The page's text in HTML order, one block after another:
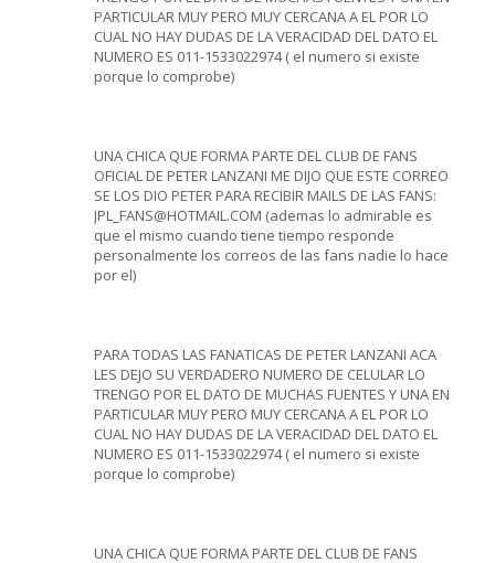
PARTICULAR MUY PERO MUY CERCANA A EL POR LO
CUAL NO HAY DUDAS DE LA VERACIDAD DEL DATO EL
NUMERO ES 011-1533022974 ( el numero si existe
porque lo comprobe)
UNA CHICA QUE FORMA PARTE DEL CLUB DE FANS
OFICIAL DE PETER LANZANI ME DIJO QUE ESTE CORREO
SE LOS DIO PETER PARA RECIBIR MAILS DE LAS FANS:
JPL_FANS@HOTMAIL.COM (ademas lo admirable es
que el mismo cuando tiene tiempo responde
personalmente los correos de las fans nadie lo hace
por el)
PARA TODAS LAS FANATICAS DE PETER LANZANI ACA
LES DEJO SU VERDADERO NUMERO DE CELULAR LO
TRENGO POR EL DATO DE MUCHAS FUENTES Y UNA EN
PARTICULAR MUY PERO MUY CERCANA A EL POR LO
CUAL NO HAY DUDAS DE LA VERACIDAD DEL DATO EL
NUMERO ES 011-1533022974 ( el numero si existe
porque lo comprobe)
UNA CHICA QUE FORMA PARTE DEL CLUB DE FANS